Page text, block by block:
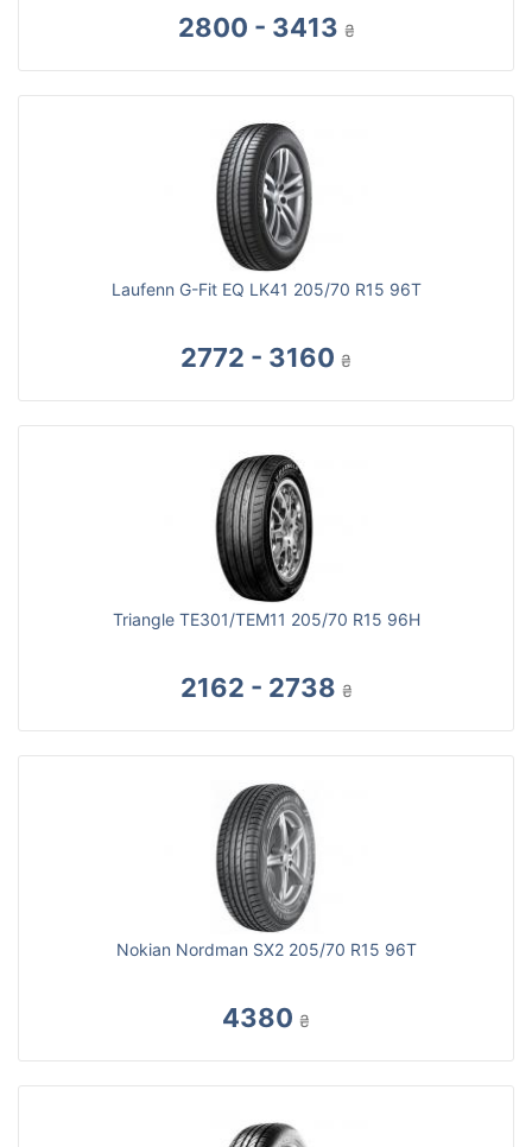
2800 - 3413 ₴
Laufenn G-Fit EQ LK41 205/70 R15 96T
2772 - 3160 ₴
Triangle TE301/TEM11 205/70 R15 96H
2162 - 2738 ₴
Nokian Nordman SX2 205/70 R15 96T
4380 ₴